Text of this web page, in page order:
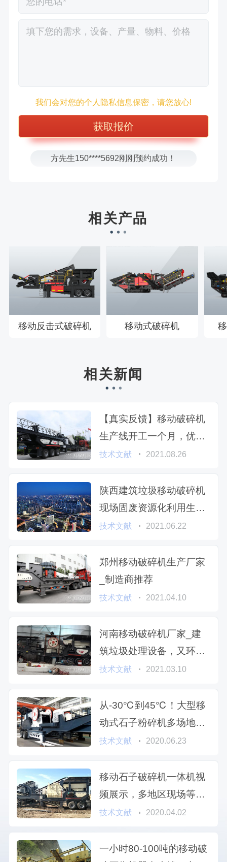
我们会对您的个人隐私信息保密，请您放心!
张先生131****7997刚刚预约成功！
方先生150****5692刚刚预约成功！
樊先生155****3710刚刚预约成功！
王先生183****6078刚刚预约成功！
相关产品
移动反击式破碎机 移动式破碎机
相关新闻
【真实反馈】移动破碎机
生产线开工一个月，优点
槽点大盘点
技术文献 2021.08.26
陕西建筑垃圾移动破碎机
现场固废资源化利用生产
忙中有序
技术文献 2021.06.22
郑州移动破碎机生产厂家
_制造商推荐
技术文献 2021.04.10
河南移动破碎机厂家_建
筑垃圾处理设备，又环保
又赚钱
技术文献 2021.03.10
从-30℃到45℃！大型移
动式石子粉碎机多场地施
工工况详解！
技术文献 2020.06.23
移动石子破碎机一体机视
频展示，多地区现场等你
来考察
技术文献 2020.04.02
一小时80-100吨的移动破